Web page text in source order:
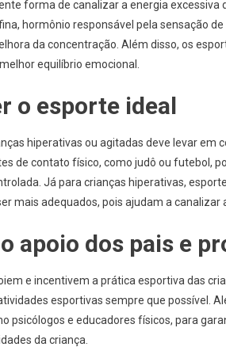
forma de canalizar a energia
hormônio responsável pela sensação
da concentração. Além disso, os
equilíbrio emocional.
o esporte ideal
hiperativas ou agitadas deve levar em
de contato físico, como judô ou futebol,
Já para crianças hiperativas,
mais adequados, pois ajudam a
apoio dos pais e
e incentivem a prática esportiva das
esportivas sempre que possível.
psicólogos e educadores físicos, para
da criança.